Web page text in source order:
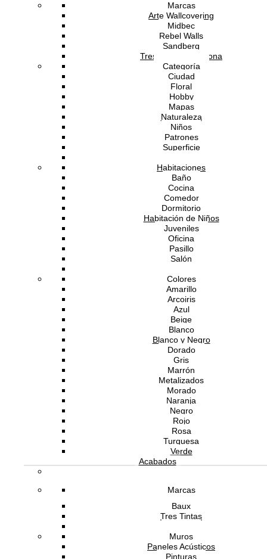
Marcas
Arte Wallcovering
Midbec
Rebel Walls
Sandberg
Tres Tintas Barcelona
Categoría
Ciudad
Floral
Hobby
Mapas
Naturaleza
Niños
Patrones
Superficie
Habitaciones
Baño
Cocina
Comedor
Dormitorio
Habitación de Niños
Juveniles
Oficina
Pasillo
Salón
Colores
Amarillo
Arcoiris
Azul
Beige
Blanco
Blanco y Negro
Dorado
Gris
Marrón
Metalizados
Morado
Naranja
Negro
Rojo
Rosa
Turquesa
Verde
Acabados
Marcas
Baux
Tres Tintas
Muros
Paneles Acústicos
Pinturas